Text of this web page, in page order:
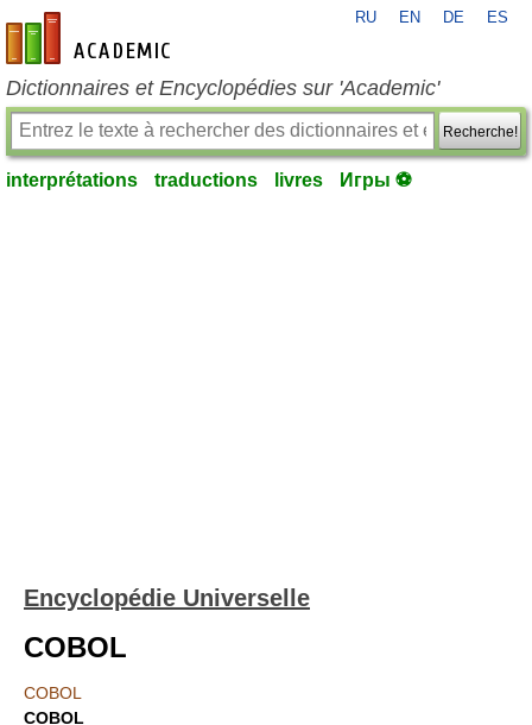
fr-academic.com
RU EN DE ES
Dictionnaires et Encyclopédies sur 'Academic'
Recherche!
interprétations traductions livres Игры ⚽
Encyclopédie Universelle
COBOL
COBOL
COBOL